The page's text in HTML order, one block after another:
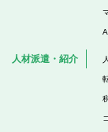
人材派遣・紹介